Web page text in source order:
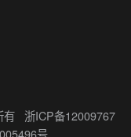
有 浙ICP备12009767
号